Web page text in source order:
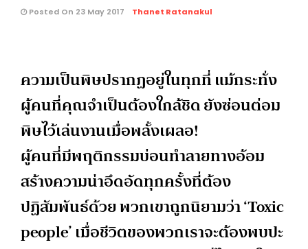
Posted On 23 May 2017 Thanet Ratanakul
ความเป็นพิษปรากฏอยู่ในทุกที่ แม้กระทั่ง
ผู้คนที่คุณจำเป็นต้องใกล้ชิด ยังซ่อนต่อม
พิษไว้เล่นงานเมื่อพลั้งเผลอ!
ผู้คนที่มีพฤติกรรมบ่อนทำลายทางอ้อม
สร้างความน่าอึดอัดทุกครั้งที่ต้อง
ปฏิสัมพันธ์ด้วย พวกเขาถูกนิยามว่า ‘Toxic
people’ เมื่อชีวิตของพวกเราจะต้องพบปะ